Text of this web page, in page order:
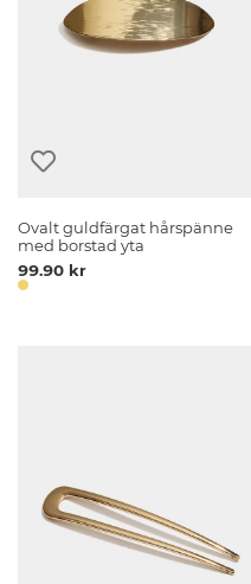
Ovalt guldfärgat hårspänne
med borstad yta
99.90 kr